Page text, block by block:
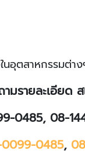
อุตสาหกรรมต่า
มรายละเอียด
0485, 08-
0485,